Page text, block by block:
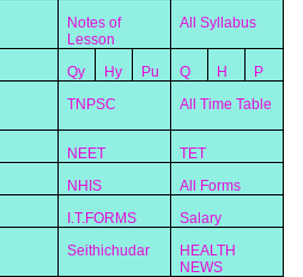
Notes of
Lesson
All Syllabus
Qy Hy Pu Q H
P
TNPSC All Time Table
NEET
TET
NHIS
All Forms
I.T.FORMS
Salary
Seithichudar
HEALTH
NEWS